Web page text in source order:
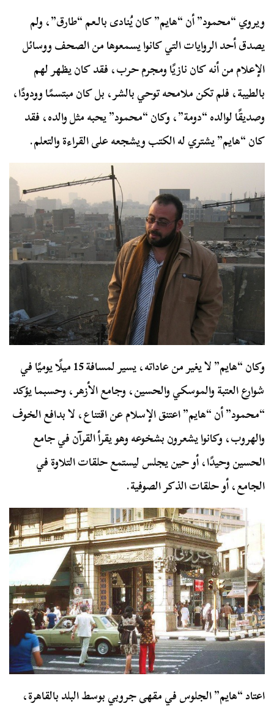
ويروي “محمود” أن “هايم” كان يُنادى بالـعم “طارق”، ولم
يصدق أحد الروايات التي كانوا يسمعوها من الصحف ووسائل
الإعلام من أنه كان نازيًا ومجرم حرب، فقد كان يظهر لهم
بالطيبة، فلم تكن ملامحه توحي بالشر، بل كان مبتسمًا وودودًا،
وصديقًا لوالده “دومة”، وكان “محمود” يحبه مثل والده، فقد
كان “هايم” يشتري له الكتب ويشجعه على القراءة والتعلم.
وكان “هايم” لا يغير من عاداته، يسير لمسافة 15 ميلًا يوميًا في
شوارع العتبة والموسكي والحسين، وجامع الأزهر، وحسبما يؤكد
“محمود” أن “هايم” اعتنق الإسلام عن اقتناع، لا بدافع الخوف
والهروب، وكانوا يشعرون بشخوعه وهو يقرأ القرآن في جامع
الحسين وحيدًا، أو حين يجلس ليستمع حلقات التلاوة في
الجامع، أو حلقات الذكر الصوفية.
اعتاد “هايم” الجلوس في مقهى جروبي بوسط البلد بالقاهرة،